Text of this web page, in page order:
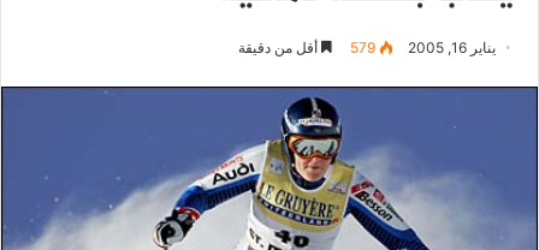
يناير 16, 2005 579 أقل من دقيقة